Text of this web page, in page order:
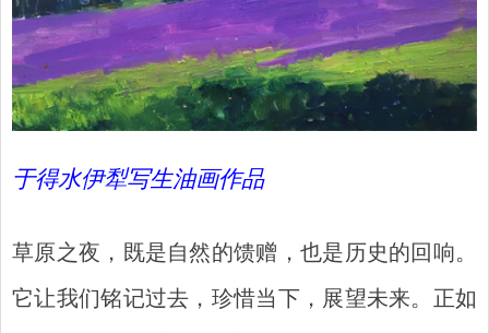
于得水伊犁写生油画作品
草原之夜，既是自然的馈赠，也是历史的回响。
它让我们铭记过去，珍惜当下，展望未来。正如